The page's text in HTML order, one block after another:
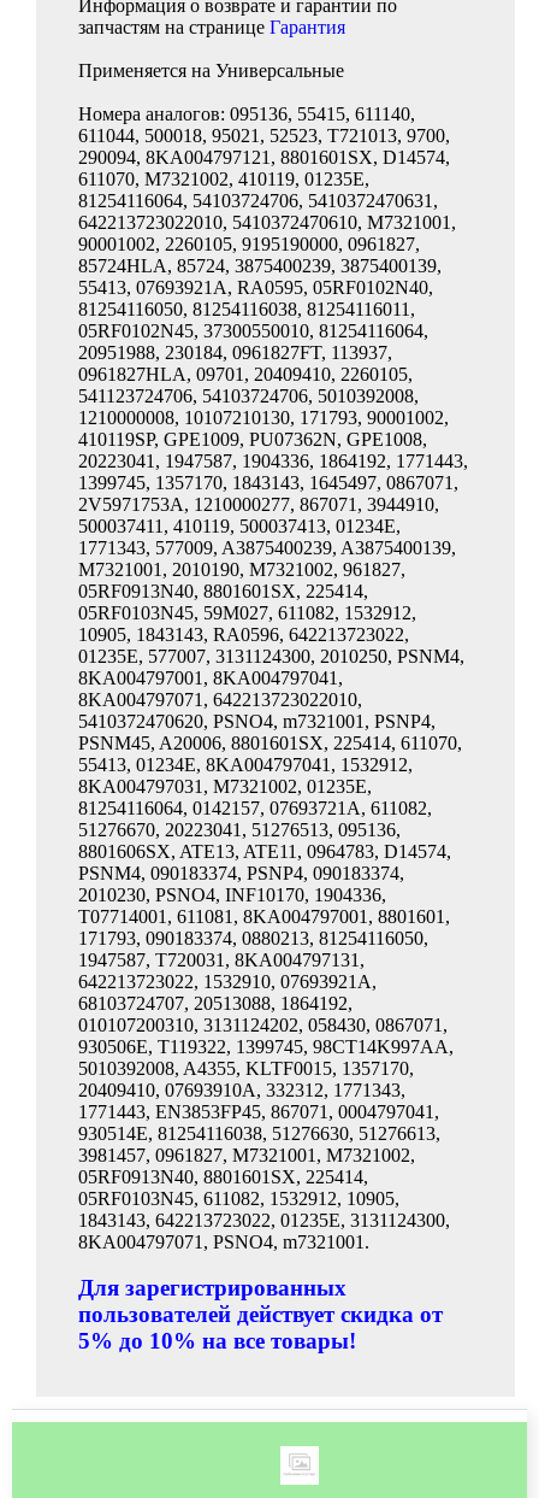
Информация о возврате и гарантии по
запчастям на странице Гарантия
Применяется на Универсальные
Номера аналогов: 095136, 55415, 611140,
611044, 500018, 95021, 52523, T721013, 9700,
290094, 8KA004797121, 8801601SX, D14574,
611070, M7321002, 410119, 01235E,
81254116064, 54103724706, 5410372470631,
642213723022010, 5410372470610, M7321001,
90001002, 2260105, 9195190000, 0961827,
85724HLA, 85724, 3875400239, 3875400139,
55413, 07693921A, RA0595, 05RF0102N40,
81254116050, 81254116038, 81254116011,
05RF0102N45, 37300550010, 81254116064,
20951988, 230184, 0961827FT, 113937,
0961827HLA, 09701, 20409410, 2260105,
541123724706, 54103724706, 5010392008,
1210000008, 10107210130, 171793, 90001002,
410119SP, GPE1009, PU07362N, GPE1008,
20223041, 1947587, 1904336, 1864192, 1771443,
1399745, 1357170, 1843143, 1645497, 0867071,
2V5971753A, 1210000277, 867071, 3944910,
500037411, 410119, 500037413, 01234E,
1771343, 577009, A3875400239, A3875400139,
M7321001, 2010190, M7321002, 961827,
05RF0913N40, 8801601SX, 225414,
05RF0103N45, 59M027, 611082, 1532912,
10905, 1843143, RA0596, 642213723022,
01235E, 577007, 3131124300, 2010250, PSNM4,
8KA004797001, 8KA004797041,
8KA004797071, 642213723022010,
5410372470620, PSNO4, m7321001, PSNP4,
PSNM45, A20006, 8801601SX, 225414, 611070,
55413, 01234E, 8KA004797041, 1532912,
8KA004797031, M7321002, 01235E,
81254116064, 0142157, 07693721A, 611082,
51276670, 20223041, 51276513, 095136,
8801606SX, ATE13, ATE11, 0964783, D14574,
PSNM4, 090183374, PSNP4, 090183374,
2010230, PSNO4, INF10170, 1904336,
T07714001, 611081, 8KA004797001, 8801601,
171793, 090183374, 0880213, 81254116050,
1947587, T720031, 8KA004797131,
642213723022, 1532910, 07693921A,
68103724707, 20513088, 1864192,
010107200310, 3131124202, 058430, 0867071,
930506E, T119322, 1399745, 98CT14K997AA,
5010392008, A4355, KLTF0015, 1357170,
20409410, 07693910A, 332312, 1771343,
1771443, EN3853FP45, 867071, 0004797041,
930514E, 81254116038, 51276630, 51276613,
3981457, 0961827, M7321001, M7321002,
05RF0913N40, 8801601SX, 225414,
05RF0103N45, 611082, 1532912, 10905,
1843143, 642213723022, 01235E, 3131124300,
8KA004797071, PSNO4, m7321001.
Для зарегистрированных
пользователей действует скидка от
5% до 10% на все товары!